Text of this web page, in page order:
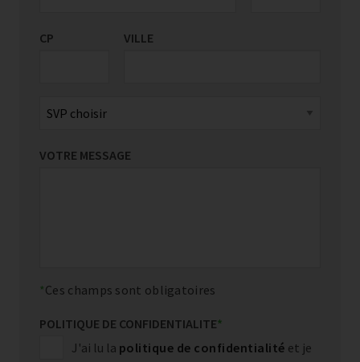
CP VILLE
VOTRE MESSAGE
Ces champs sont obligatoires
POLITIQUE DE CONFIDENTIALITE*
J'ai lu la politique de confidentialité et je